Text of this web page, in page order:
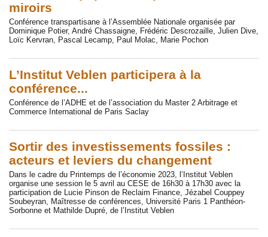
miroirs
Conférence transpartisane à l’Assemblée Nationale organisée par
Dominique Potier, André Chassaigne, Frédéric Descrozaille, Julien Dive,
Loïc Kervran, Pascal Lecamp, Paul Molac, Marie Pochon
L’Institut Veblen participera à la
conférence...
Conférence de l’ADHE et de l’association du Master 2 Arbitrage et
Commerce International de Paris Saclay
Sortir des investissements fossiles :
acteurs et leviers du changement
Dans le cadre du Printemps de l’économie 2023, l’Institut Veblen
organise une session le 5 avril au CESE de 16h30 à 17h30 avec la
participation de Lucie Pinson de Reclaim Finance, Jézabel Couppey
Soubeyran, Maîtresse de conférences, Université Paris 1 Panthéon-
Sorbonne et Mathilde Dupré, de l’Institut Veblen